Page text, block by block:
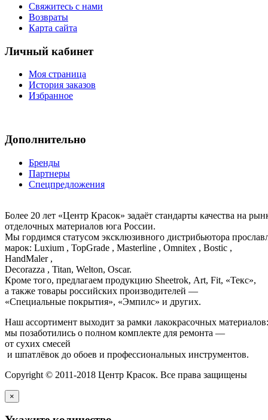
Свяжитесь с нами
Возвраты
Карта сайта
Личный кабинет
Моя страница
История заказов
Избранное
Дополнительно
Бренды
Партнеры
Спецпредложения
Более 20 лет «Центр Красок» задаёт стандарты качества на
отделочных материалов юга России.
Мы гордимся статусом эксклюзивного дистрибьютора
марок: Luxium , TopGrade , Masterline , Omnitex , Bostic ,
HandMaler ,
Decorazza , Titan, Welton, Oscar.
Кроме того, предлагаем продукцию Sheetrok, Art, Fit, «Текс»,
а также товары российских производителей —
«Специальные покрытия», «Эмпилс» и других.
Наш ассортимент выходит за рамки лакокрасочных
мы позаботились о полном комплекте для ремонта —
от сухих смесей
и шпатлёвок до обоев и профессиональных инструментов.
Copyright © 2011-2018 Центр Красок. Все права защищены
×